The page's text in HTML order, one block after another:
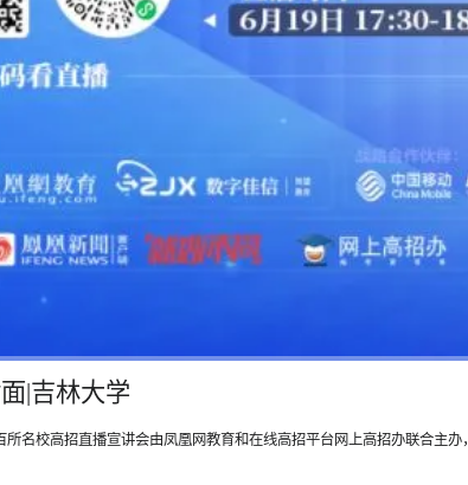
|吉林大学
所名校高招直播宣讲会由凤凰网教育和在线高招平台网上高招办联合主